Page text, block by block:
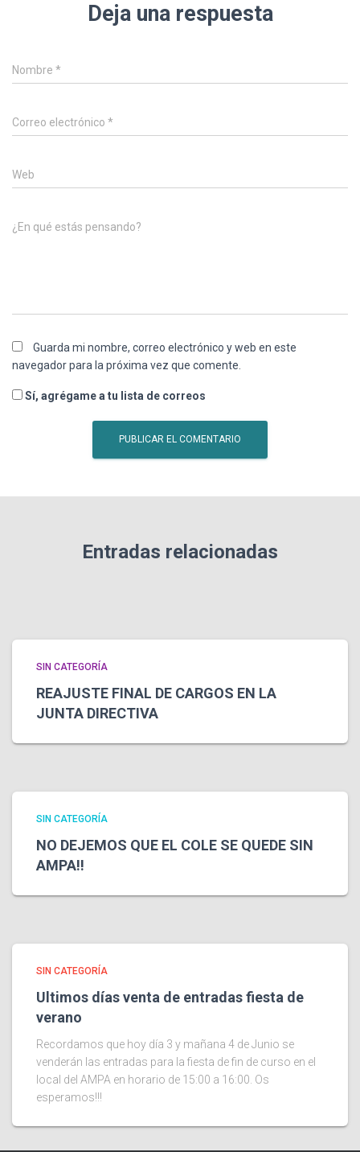
Deja una respuesta
Nombre *
Correo electrónico *
Web
¿En qué estás pensando?
Guarda mi nombre, correo electrónico y web en este
navegador para la próxima vez que comente.
Sí, agrégame a tu lista de correos
Entradas relacionadas
SIN CATEGORÍA
REAJUSTE FINAL DE CARGOS EN LA
JUNTA DIRECTIVA
SIN CATEGORÍA
NO DEJEMOS QUE EL COLE SE QUEDE SIN
AMPA!!
SIN CATEGORÍA
Ultimos días venta de entradas fiesta de
verano
Recordamos que hoy día 3 y mañana 4 de Junio se
venderán las entradas para la fiesta de fin de curso en el
local del AMPA en horario de 15:00 a 16:00. Os
esperamos!!!